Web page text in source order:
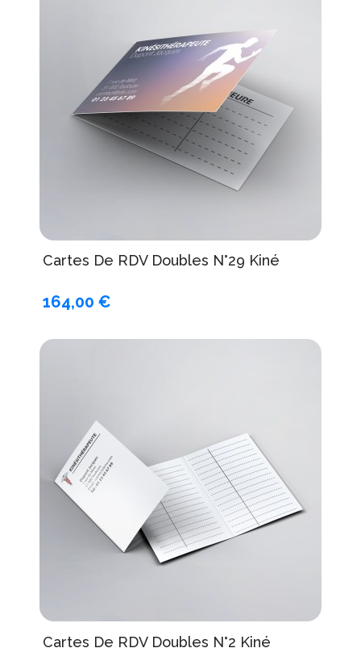
Cartes De RDV Doubles N°29 Kiné
164,00 €
Cartes De RDV Doubles N°2 Kiné